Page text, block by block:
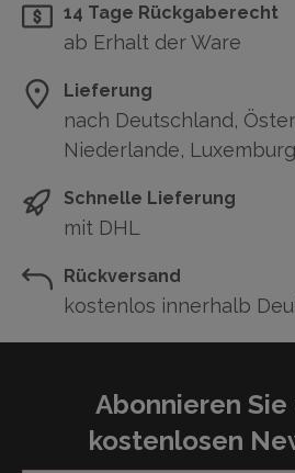
14 Tage Rückgaberecht
ab Erhalt der Ware
Lieferung
nach Deutschland,
Niederlande,
Schnelle Lieferung
mit DHL
Rückversand
kostenlos innerhalb
Abonnieren Sie
kostenlosen